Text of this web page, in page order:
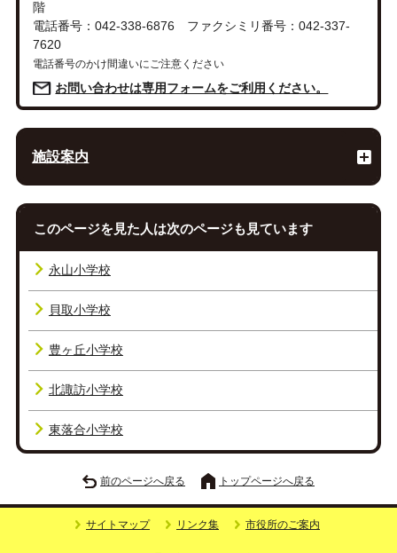
階
電話番号：042-338-6876 ファクシミリ番号：042-337-
7620
電話番号のかけ間違いにご注意ください
お問い合わせは専用フォームをご利用ください。
施設案内
このページを見た人は次のページも見ています
永山小学校
貝取小学校
豊ヶ丘小学校
北諏訪小学校
東落合小学校
前のページへ戻る トップページへ戻る
サイトマップ リンク集 市役所のご案内